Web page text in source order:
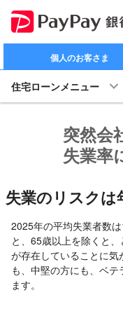
個人のお客さま
住宅ローンメニュー
突然会
失業率
失業のリスクは
2025年の平均失業者数
と、65歳以上を除くと
が存在していることに
も、中堅の方にも、ベ
ます。